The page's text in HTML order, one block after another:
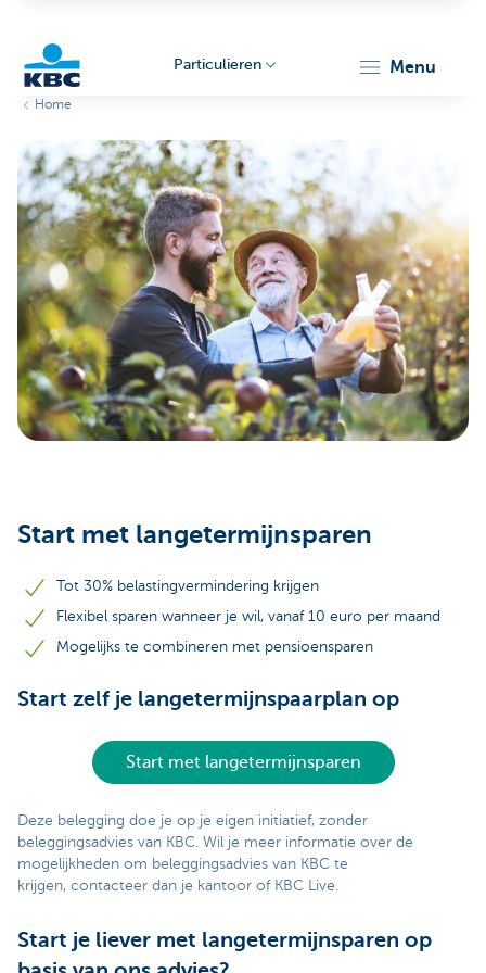
Particulieren
Particulieren menu
Home
Start met langetermijnsparen
Tot 30% belastingvermindering krijgen
Flexibel sparen wanneer je wil, vanaf 10 euro per maand
Mogelijks te combineren met pensioensparen
Start zelf je langetermijnspaarplan op
Start met langetermijnsparen
Deze belegging doe je op je eigen initiatief, zonder
beleggingsadvies van KBC. Wil je meer informatie over de
mogelijkheden om beleggingsadvies van KBC te
krijgen, contacteer dan je kantoor of KBC Live.
Start je liever met langetermijnsparen op